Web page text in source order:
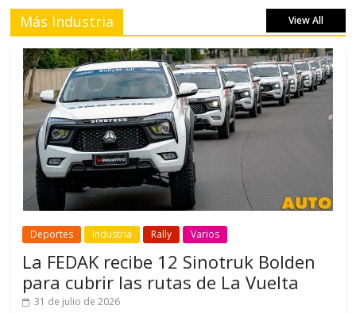
Más Industria View All
Deportes Industria Rally Varios
La FEDAK recibe 12 Sinotruk Bolden
para cubrir las rutas de La Vuelta
31 de julio de 2026